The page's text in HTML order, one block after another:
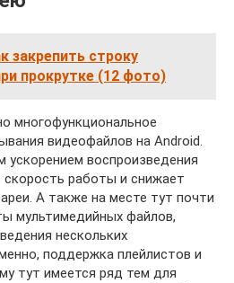
закрепить строку
прокрутке (12 фото)
многофункциональное
видеофайлов на Android.
воспроизведения
скорость работы и снижает
А также на месте тут почти
мультимедийных файлов,
нескольких
поддержка плейлистов и
тут имеется ряд тем для